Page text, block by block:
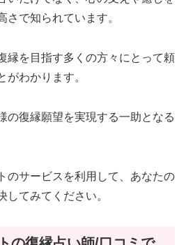
さで知られています。
縁を目指す多くの方々にとって頼
がわかります。
の復縁願望を実現する一助となる
のサービスを利用して、あなたの
してみてください。